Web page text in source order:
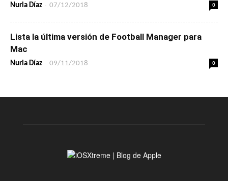
Nuria Díaz - 07/12/2018 0
Lista la última versión de Football Manager para
Mac
Nuria Díaz - 09/11/2018 0